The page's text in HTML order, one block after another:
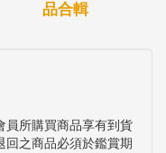
品合輯
員所購買商品享有到貨
回之商品必須於鑑賞期